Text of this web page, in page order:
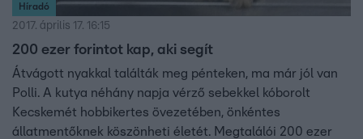
Híradó
2017. április 17. 16:15
200 ezer forintot kap, aki segít
Átvágott nyakkal találták meg pénteken, ma már jól van
Polli. A kutya néhány napja vérző sebekkel kóborolt
Kecskemét hobbikertes övezetében, önkéntes
állatmentőknek köszönheti életét. Megtalálói 200 ezer